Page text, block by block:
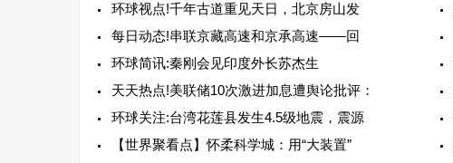
环球视点!千年古道重见天日，北京房山发
每日动态!串联京藏高速和京承高速——回
环球简讯:秦刚会见印度外长苏杰生
天天热点!美联储10次激进加息遭舆论批评：
环球关注:台湾花莲县发生4.5级地震，震源
【世界聚看点】怀柔科学城：用“大装置”